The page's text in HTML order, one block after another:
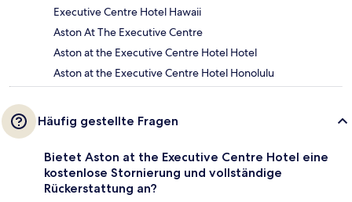
Executive Centre Hotel Hawaii
Aston At The Executive Centre
Aston at the Executive Centre Hotel Hotel
Aston at the Executive Centre Hotel Honolulu
Häufig gestellte Fragen
Bietet Aston at the Executive Centre Hotel eine
kostenlose Stornierung und vollständige
Rückerstattung an?